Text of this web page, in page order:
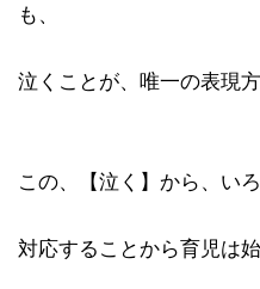
も、
泣くことが、唯一の表現方
この、【泣く】から、い
対応することから育児は始